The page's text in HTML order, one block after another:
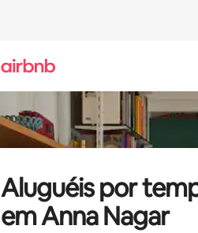
Aluguéis por
em Anna Nagar